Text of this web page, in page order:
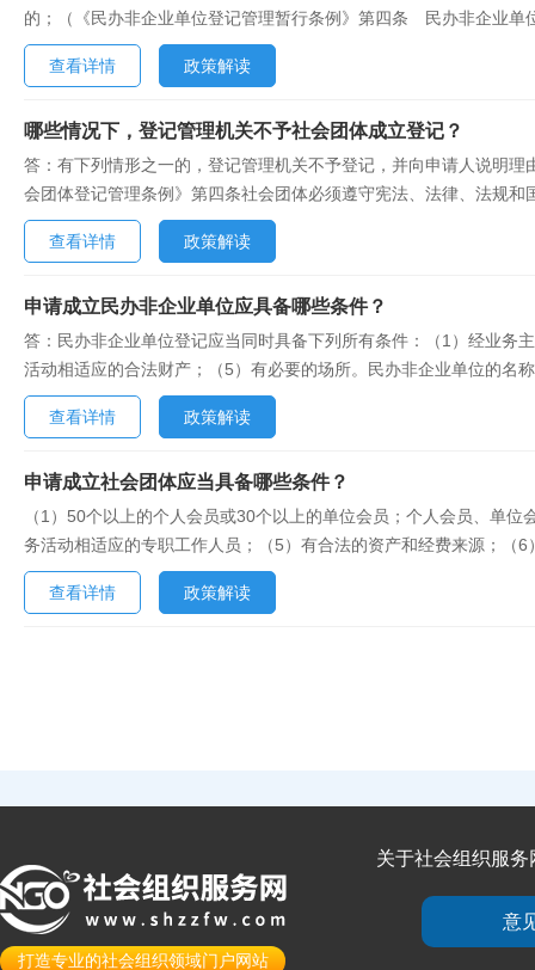
的；（《民办非企业单位登记管理暂行条例》第四条 民办非企业单
不得损害国家利益、社会公共利益以及其他社会组织和公民的合法
一行政区域内已有业务范围相同或者相似的民办非企业单位，没有
查看详情 政策解读
哪些情况下，登记管理机关不予社会团体成立登记？
答：有下列情形之一的，登记管理机关不予登记，并向申请人说明
会团体登记管理条例》第四条社会团体必须遵守宪法、法律、法规
益以及其他组织和公民的合法权益，不得违背社会道德风尚。社会
（3）发起人、拟任负责人正在或者曾经受到剥夺政治权利的刑事
查看详情 政策解读
申请成立民办非企业单位应具备哪些条件？
答：民办非企业单位登记应当同时具备下列所有条件：（1）经业务
活动相适应的合法财产；（5）有必要的场所。民办非企业单位的名
查看详情 政策解读
申请成立社会团体应当具备哪些条件？
（1）50个以上的个人会员或30个以上的单位会员；个人会员、单
务活动相适应的专职工作人员；（5）有合法的资产和经费来源；（
应当与其业务范围、成员分布、活动地域相一致，准确反映其特征
查看详情
政策解读
打造专业的社会组织领域门户网站
关于社会组织服务
意